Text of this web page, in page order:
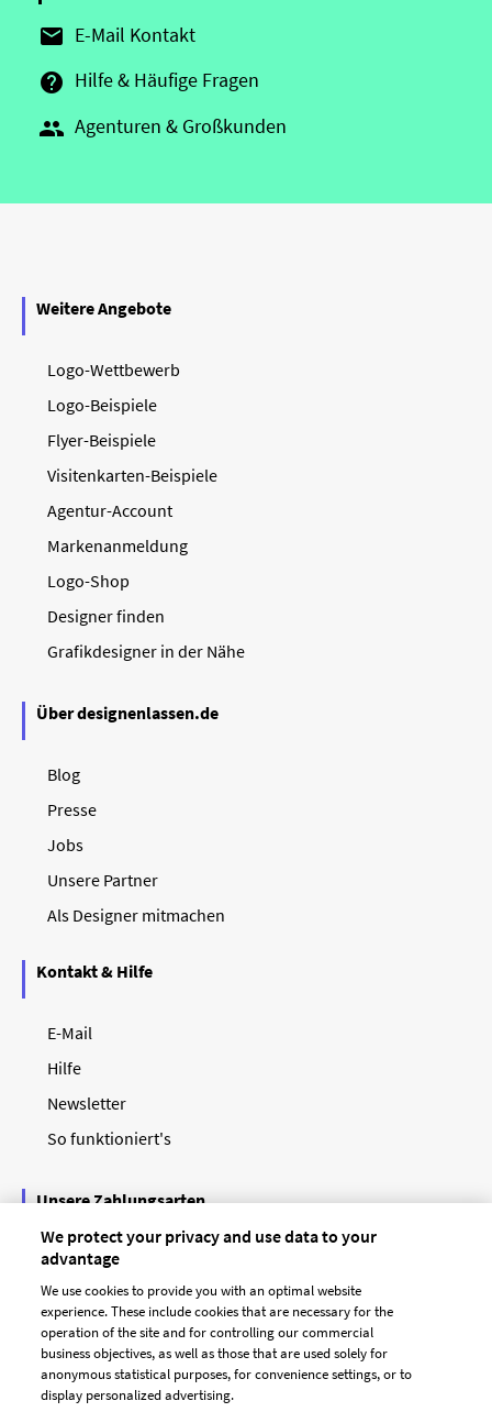
 E-Mail Kontakt
 Hilfe & Häufige Fragen
 Agenturen & Großkunden
Weitere Angebote
Logo-Wettbewerb
Logo-Beispiele
Flyer-Beispiele
Visitenkarten-Beispiele
Agentur-Account
Markenanmeldung
Logo-Shop
Designer finden
Grafikdesigner in der Nähe
Über designenlassen.de
Blog
Presse
Jobs
Unsere Partner
Als Designer mitmachen
Kontakt & Hilfe
E-Mail
Hilfe
Newsletter
So funktioniert's
Unsere Zahlungsarten
We protect your privacy and use data to your
advantage
We use cookies to provide you with an optimal website
experience. These include cookies that are necessary for the
operation of the site and for controlling our commercial
business objectives, as well as those that are used solely for
anonymous statistical purposes, for convenience settings, or to
display personalized advertising.